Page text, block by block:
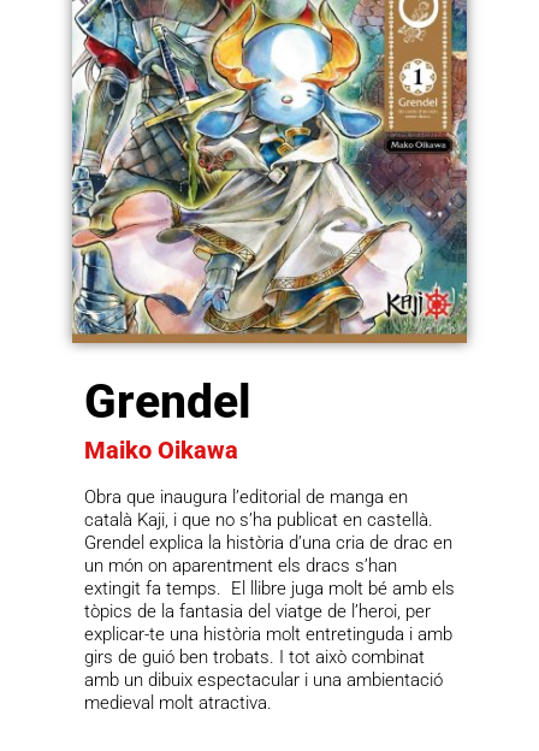
Grendel
Maiko Oikawa
Obra que inaugura l’editorial de manga en
català Kaji, i que no s’ha publicat en castellà.
Grendel explica la història d’una cria de drac en
un món on aparentment els dracs s’han
extingit fa temps. El llibre juga molt bé amb els
tòpics de la fantasia del viatge de l’heroi, per
explicar-te una història molt entretinguda i amb
girs de guió ben trobats. I tot això combinat
amb un dibuix espectacular i una ambientació
medieval molt atractiva.